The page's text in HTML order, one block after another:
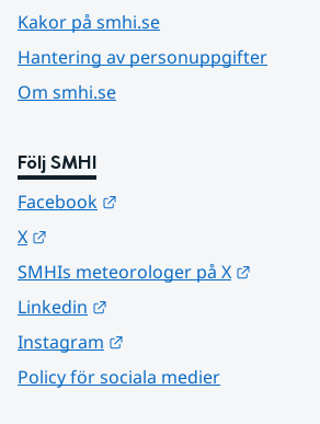
Kakor på smhi.se
Hantering av personuppgifter
Om smhi.se
Följ SMHI
Facebook
X
SMHIs meteorologer på X
Linkedin
Instagram
Policy för sociala medier